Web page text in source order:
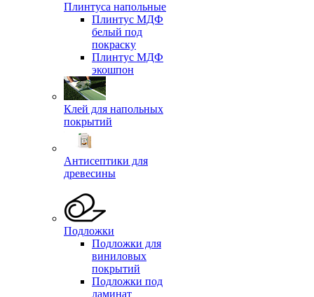
Плинтуса напольные
Плинтус МДФ
белый под
покраску
Плинтус МДФ
экошпон
Клей для напольных
покрытий
Антисептики для
древесины
Подложки
Подложки для
виниловых
покрытий
Подложки под
ламинат